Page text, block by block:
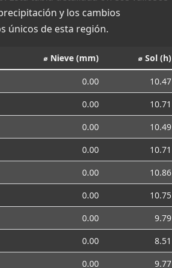
y los cambios
únicos de esta región.
⌀ Nieve (mm) ⌀ Sol (h)
0.00
10.47
0.00
10.71
0.00
10.49
0.00
10.71
0.00
10.86
0.00
10.75
0.00
9.79
0.00
8.51
0.00
9.77